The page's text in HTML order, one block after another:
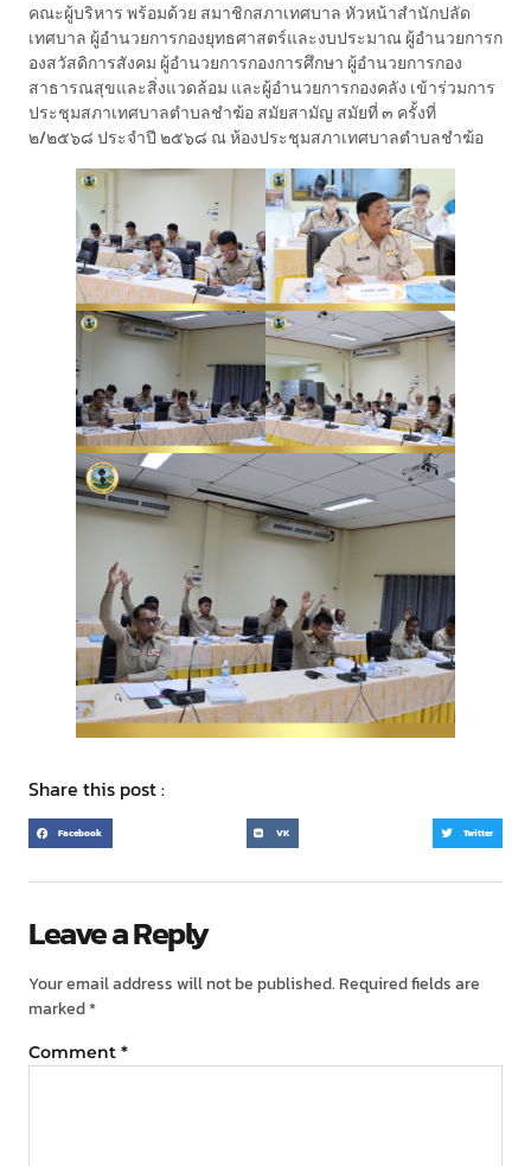
คณะผู้บริหาร พร้อมด้วย สมาชิกสภาเทศบาล หัวหน้าสำนักปลัด
เทศบาล ผู้อำนวยการกองยุทธศาสตร์และงบประมาณ ผู้อำนวยการก
องสวัสดิการสังคม ผู้อำนวยการกองการศึกษา ผู้อำนวยการกอง
สาธารณสุขและสิ่งแวดล้อม และผู้อำนวยการกองคลัง เข้าร่วมการ
ประชุมสภาเทศบาลตำบลชำฆ้อ สมัยสามัญ สมัยที่ ๓ ครั้งที่
๒/๒๕๖๘ ประจำปี ๒๕๖๘ ณ ห้องประชุมสภาเทศบาลตำบลชำฆ้อ
Share this post :
Facebook VK Twitter
Leave a Reply
Your email address will not be published. Required fields are
marked*
Comment *